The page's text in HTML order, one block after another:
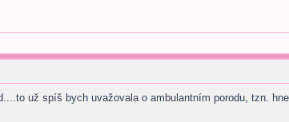
už spíš bych uvažovala o ambulantním porodu, tzn.